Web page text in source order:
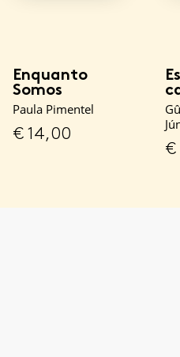
Enquanto
Somos
Paula Pimentel
€14,00
€